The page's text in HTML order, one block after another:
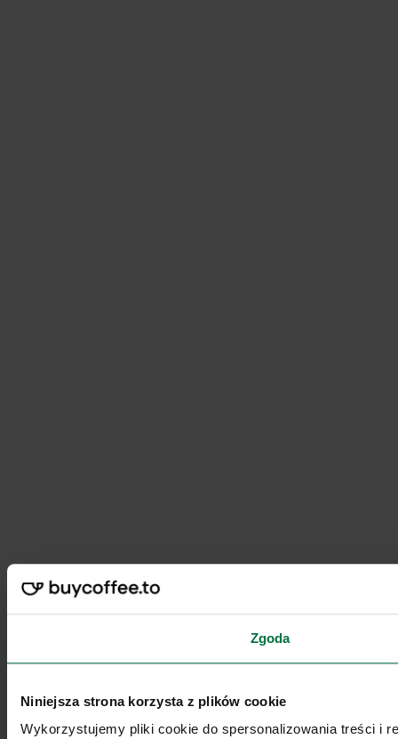
Zgoda
Niniejsza strona korzysta z plików cookie
Wykorzystujemy pliki cookie do spersonalizowania treści i